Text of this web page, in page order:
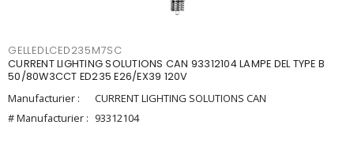
GELLEDLCED235M7SC
CURRENT LIGHTING SOLUTIONS CAN 93312104 LAMPE DEL TYPE B
50/80W3CCT ED235 E26/EX39 120V
Manufacturier :
CURRENT LIGHTING SOLUTIONS CAN
# Manufacturier : 93312104